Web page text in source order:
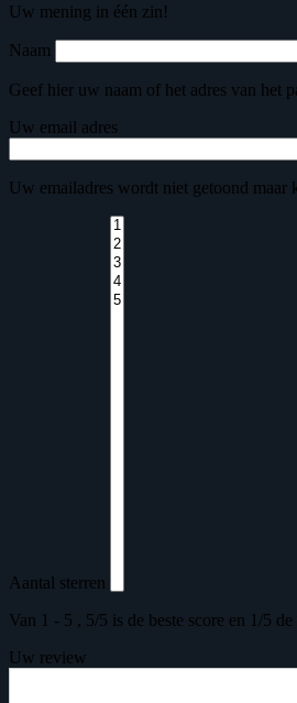
Uw mening in één zin!
Naam
Geef hier uw naam of het adres van het
Uw email adres
Uw emailadres wordt niet getoond maar
Aantal sterren
Van 1 - 5 , 5/5 is de beste score en 1/5 de
Uw review